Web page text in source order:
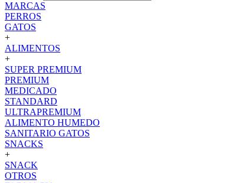
MARCAS
PERROS
GATOS
+
ALIMENTOS
+
SUPER PREMIUM
PREMIUM
MEDICADO
STANDARD
ULTRAPREMIUM
ALIMENTO HUMEDO
SANITARIO GATOS
SNACKS
+
SNACK
OTROS